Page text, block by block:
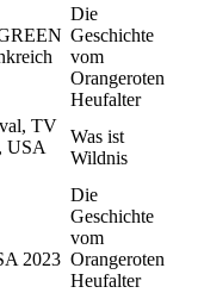
Die
Geschichte
vom
Orangeroten
Heufalter
TV
USA
Was ist
Wildnis
2023
Die
Geschichte
vom
Orangeroten
Heufalter